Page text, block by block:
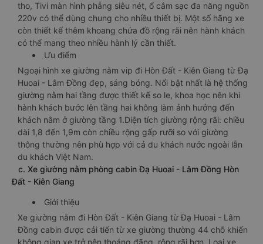
tho, Tivi màn hình phẳng siêu nét, ổ cắm sạc đa năng nguồn
220v có thể dùng chung cho nhiều thiết bị. Một số hãng xe
còn thiết kế thêm khoang chứa đồ rộng rãi nên hành khách
có thể mang theo nhiều hành lý cần thiết.
Ưu điểm
Ngoại hình xe giường nằm vip đi Hòn Đất - Kiên Giang từ Đạ
Huoai - Lâm Đồng đẹp, sáng bóng. Nổi bật nhất là hệ thống
giường nằm hai tầng được thiết kế so le, khoa học nên khi
hành khách bước lên tầng hai không làm ảnh hưởng đến
khách nằm ở giường tầng 1.Diện tích giường rộng rãi: chiều
dài 1,8 đến 1,9m còn chiều rộng gấp rưỡi so với giường
thông thường nên phù hợp với cả du khách nước ngoài lẫn
du khách Việt Nam.
c. Xe giường nằm phòng cabin Đạ Huoai - Lâm Đồng Hòn
Đất - Kiên Giang
Giới thiệu
Xe giường nằm đi Hòn Đất - Kiên Giang từ Đạ Huoai - Lâm
Đồng cabin được cải tiến từ xe giường thường 44 chỗ khiến
không gian xe trở nên thoáng đãng, rộng rãi hơn. Loại xe